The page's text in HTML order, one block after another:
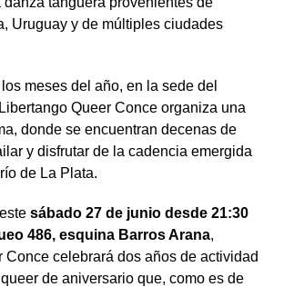
Uruguay y de múltiples ciudades
meses del año, en la sede del
Queer Conce organiza una
donde se encuentran decenas de
y disfrutar de la cadencia emergida
de La Plata.
sábado 27 de junio desde 21:30
486, esquina Barros Arana,
Conce celebrará dos años de actividad
de aniversario que, como es de